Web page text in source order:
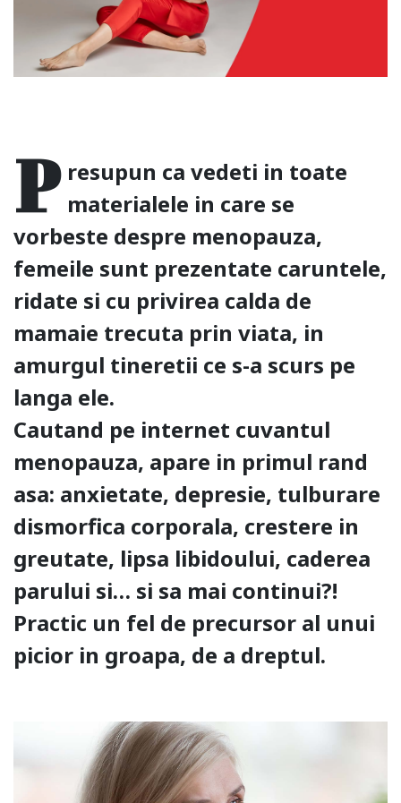
P resupun ca vedeti in toate
materialele in care se
vorbeste despre menopauza,
femeile sunt prezentate caruntele,
ridate si cu privirea calda de
mamaie trecuta prin viata, in
amurgul tineretii ce s-a scurs pe
langa ele.
Cautand pe internet cuvantul
menopauza, apare in primul rand
asa: anxietate, depresie, tulburare
dismorfica corporala, crestere in
greutate, lipsa libidoului, caderea
parului si… si sa mai continui?!
Practic un fel de precursor al unui
picior in groapa, de a dreptul.